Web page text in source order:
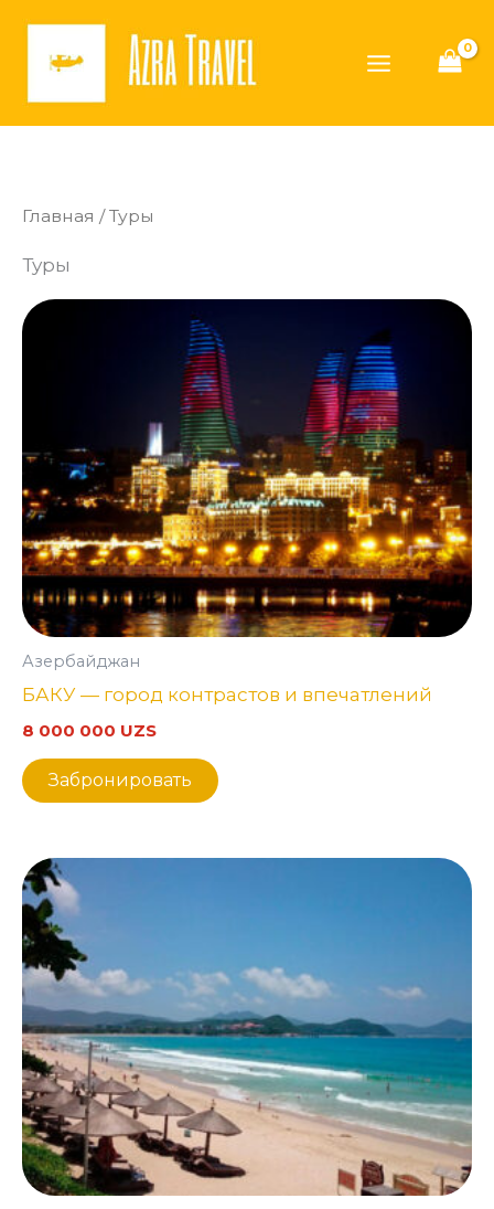
содержимому
Menu
Главная / Туры
Туры
Азербайджан
БАКУ — город контрастов и впечатлений
8 000 000 UZS
Забронировать